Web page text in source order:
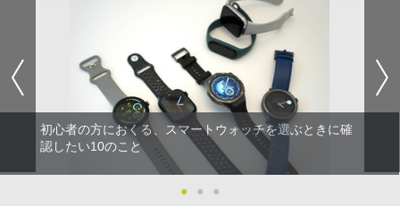
初心者の方におくる、スマートウォッチを選ぶときに確
認したい10のこと
● ● ●